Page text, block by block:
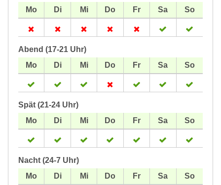
Abend (17-21 Uhr)
Spät (21-24 Uhr)
Nacht (24-7 Uhr)